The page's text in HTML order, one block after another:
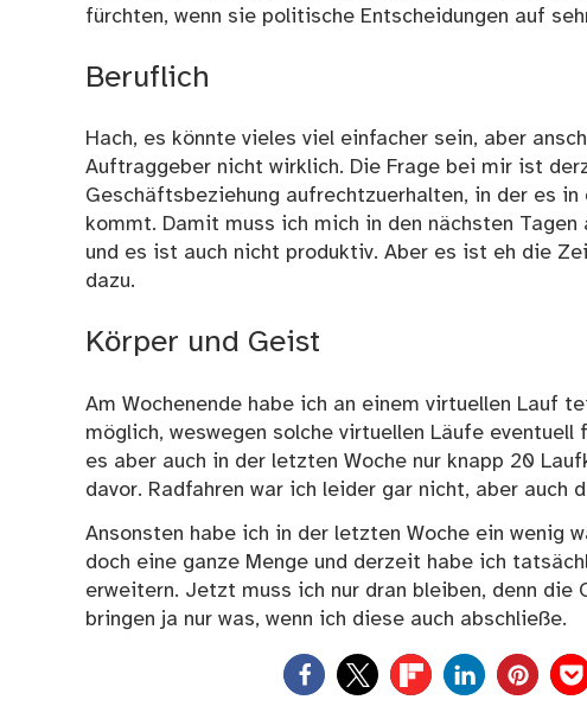
fürchten, wenn sie politische Entscheidungen auf
Beruflich
Hach, es könnte vieles viel einfacher sein, aber
Auftraggeber nicht wirklich. Die Frage bei mir ist
Geschäftsbeziehung aufrechtzuerhalten, in der es
kommt. Damit muss ich mich in den nächsten
und es ist auch nicht produktiv. Aber es ist eh die
dazu.
Körper und Geist
Am Wochenende habe ich an einem virtuellen Lauf
möglich, weswegen solche virtuellen Läufe
es aber auch in der letzten Woche nur knapp 20
davor. Radfahren war ich leider gar nicht, aber auch
Ansonsten habe ich in der letzten Woche ein wenig
doch eine ganze Menge und derzeit habe ich
erweitern. Jetzt muss ich nur dran bleiben, denn die
bringen ja nur was, wenn ich diese auch abschließe.
0